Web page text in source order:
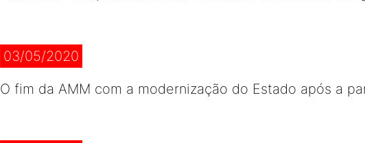
03/05/2020
O fim da AMM com a modernização do Estado após a